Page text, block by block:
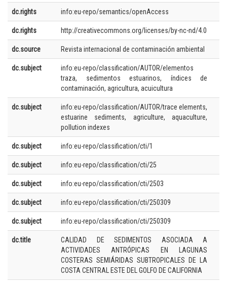
dc.rights info:eu-repo/semantics/openAccess
dc.rights http://creativecommons.org/licenses/by-nc-nd/4.0
dc.source Revista internacional de contaminación ambiental
dc.subject
info:eu-repo/classification/AUTOR/elementos
traza, sedimentos estuarinos, índices de
contaminación, agricultura, acuicultura
dc.subject
info:eu-repo/classification/AUTOR/trace elements,
estuarine sediments, agriculture, aquaculture,
pollution indexes
dc.subject info:eu-repo/classification/cti/1
dc.subject info:eu-repo/classification/cti/25
dc.subject info:eu-repo/classification/cti/2503
dc.subject info:eu-repo/classification/cti/250309
dc.subject info:eu-repo/classification/cti/250309
dc.title
CALIDAD DE SEDIMENTOS ASOCIADA A
ACTIVIDADES ANTRÓPICAS EN LAGUNAS
COSTERAS SEMIÁRIDAS SUBTROPICALES DE LA
COSTA CENTRAL ESTE DEL GOLFO DE CALIFORNIA